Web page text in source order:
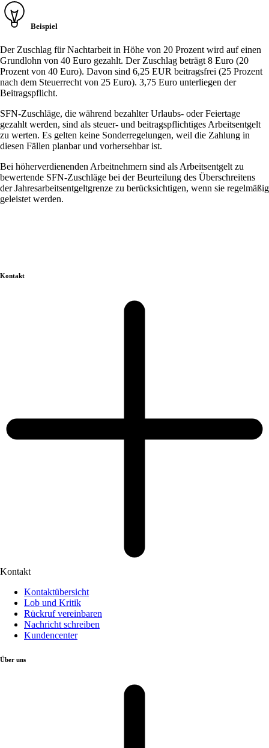
Beispiel
Der Zuschlag für Nachtarbeit in Höhe von 20 Prozent wird auf einen
Grundlohn von 40 Euro gezahlt. Der Zuschlag beträgt 8 Euro (20
Prozent von 40 Euro). Davon sind 6,25 EUR beitragsfrei (25 Prozent
nach dem Steuerrecht von 25 Euro). 3,75 Euro unterliegen der
Beitragspflicht.
SFN-Zuschläge, die während bezahlter Urlaubs- oder Feiertage
gezahlt werden, sind als steuer- und beitragspflichtiges Arbeitsentgelt
zu werten. Es gelten keine Sonderregelungen, weil die Zahlung in
diesen Fällen planbar und vorhersehbar ist.
Bei höherverdienenden Arbeitnehmern sind als Arbeitsentgelt zu
bewertende SFN-Zuschläge bei der Beurteilung des Überschreitens
der Jahresarbeitsentgeltgrenze zu berücksichtigen, wenn sie regelmäßig
geleistet werden.
Kontakt
Kontakt
Kontaktübersicht
Lob und Kritik
Rückruf vereinbaren
Nachricht schreiben
Kundencenter
Über uns